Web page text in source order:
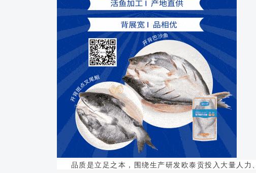
品质是立足之本，围绕生产研发欧泰贡投入大量人力